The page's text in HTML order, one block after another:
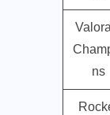
ns